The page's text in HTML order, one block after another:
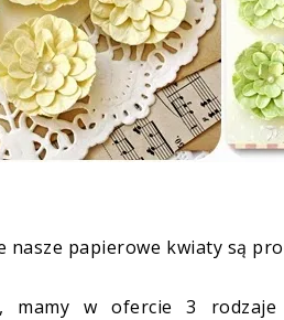
papierowe kwiaty są
mamy w ofercie 3 rodzaje